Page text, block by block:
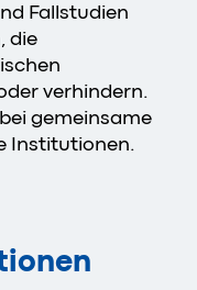
Fallstudien
die
verhindern.
gemeinsame
Institutionen.